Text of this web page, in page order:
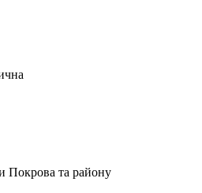
Покрова та району